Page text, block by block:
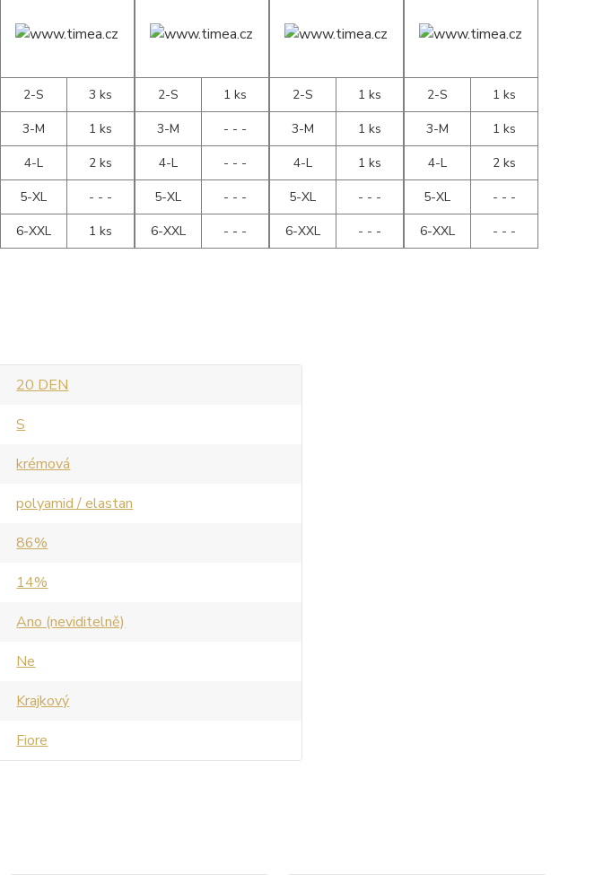
2-S
3 ks
3-M
1 ks
4-L
2 ks
5-XL
- - -
6-XXL
1 ks
2-S
1 ks
3-M
- - -
4-L
- - -
5-XL
- - -
6-XXL
- - -
2-S
1 ks
3-M
1 ks
4-L
1 ks
5-XL
- - -
6-XXL
- - -
2-S
1 ks
3-M
1 ks
4-L
2 ks
5-XL
- - -
6-XXL
- - -
20 DEN
S
krémová
polyamid / elastan
86%
14%
Ano (neviditelně)
Ne
Krajkový
Fiore